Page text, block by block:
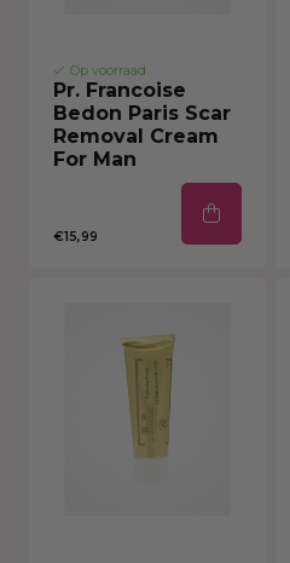
Op voorraad
Pr. Francoise
Bedon Paris Scar
Removal Cream
For Man
€15,99